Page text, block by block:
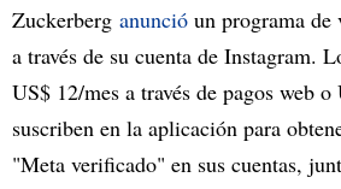
Zuckerberg anunció un programa de
a través de su cuenta de Instagram.
US$ 12/mes a través de pagos web
suscriben en la aplicación para
"Meta verificado" en sus cuentas,